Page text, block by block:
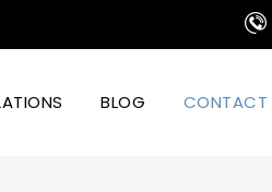
BLOG CONTACT